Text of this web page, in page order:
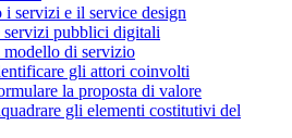
i servizi e il service design
servizi pubblici digitali
di servizio
gli attori coinvolti
la proposta di valore
gli elementi costitutivi del